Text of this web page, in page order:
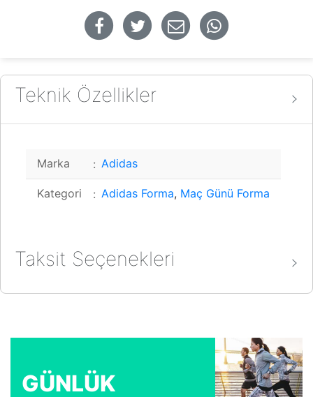
Teknik Özellikler
Marka Adidas
Kategori Adidas Forma, Maç Günü Forma
Taksit Seçenekleri
2.749,00 TL
2 x 916,33 TL 2.749,00 TL
GÜNLÜK